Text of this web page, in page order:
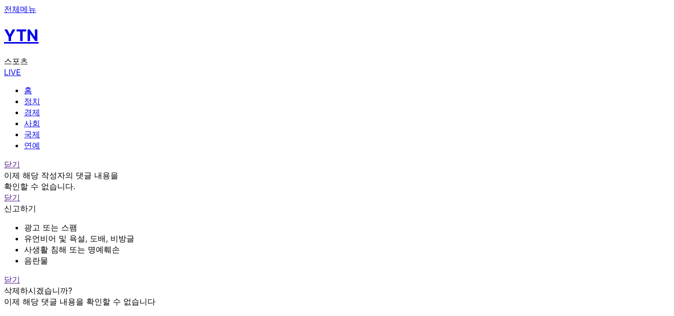
전체메뉴
YTN
스포츠
LIVE
홈
정치
경제
사회
국제
연예
닫기
이제 해당 작성자의 댓글 내용을
확인할 수 없습니다.
닫기
신고하기
광고 또는 스팸
유언비어 및 욕설, 도배, 비방글
사생활 침해 또는 명예훼손
음란물
닫기
삭제하시겠습니까?
이제 해당 댓글 내용을 확인할 수 없습니다